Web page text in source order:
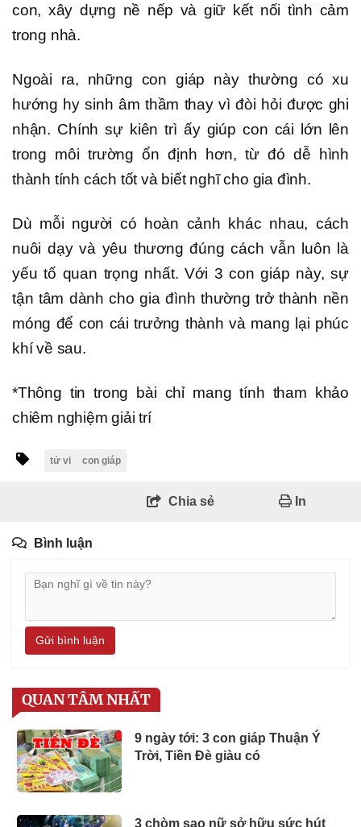
con, xây dựng nề nếp và giữ kết nối tình cảm
trong nhà.
Ngoài ra, những con giáp này thường có xu
hướng hy sinh âm thầm thay vì đòi hỏi được ghi
nhận. Chính sự kiên trì ấy giúp con cái lớn lên
trong môi trường ổn định hơn, từ đó dễ hình
thành tính cách tốt và biết nghĩ cho gia đình.
Dù mỗi người có hoàn cảnh khác nhau, cách
nuôi dạy và yêu thương đúng cách vẫn luôn là
yếu tố quan trọng nhất. Với 3 con giáp này, sự
tận tâm dành cho gia đình thường trở thành nền
móng để con cái trưởng thành và mang lại phúc
khí về sau.
*Thông tin trong bài chỉ mang tính tham khảo
chiêm nghiệm giải trí
tử vi con giáp
Chia sẻ In
Bình luận
Gửi bình luận
QUAN TÂM NHẤT
9 ngày tới: 3 con giáp Thuận Ý
Trời, Tiền Đè giàu có
3 chòm sao nữ sở hữu sức hút